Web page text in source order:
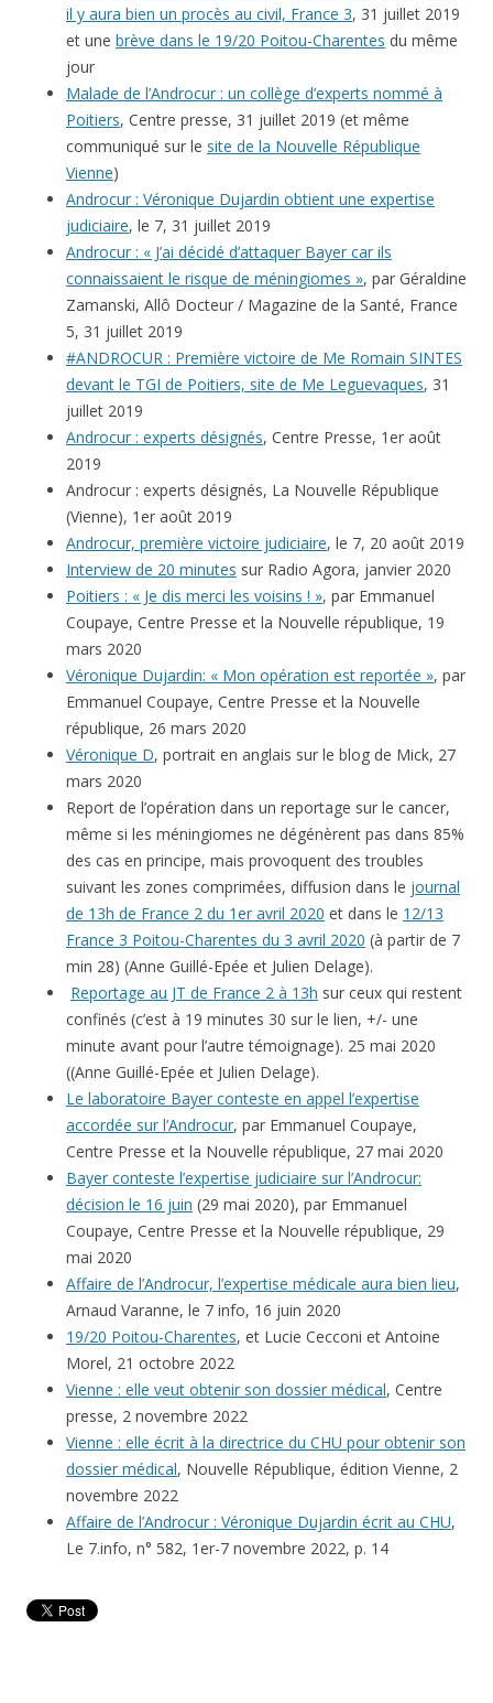
il y aura bien un procès au civil, France 3, 31 juillet 2019
et une brève dans le 19/20 Poitou-Charentes du même
jour
Malade de l’Androcur : un collège d’experts nommé à
Poitiers, Centre presse, 31 juillet 2019 (et même
communiqué sur le site de la Nouvelle République
Vienne)
Androcur : Véronique Dujardin obtient une expertise
judiciaire, le 7, 31 juillet 2019
Androcur : « J’ai décidé d’attaquer Bayer car ils
connaissaient le risque de méningiomes », par Géraldine
Zamanski, Allô Docteur / Magazine de la Santé, France
5, 31 juillet 2019
#ANDROCUR : Première victoire de Me Romain SINTES
devant le TGI de Poitiers, site de Me Leguevaques, 31
juillet 2019
Androcur : experts désignés, Centre Presse, 1er août
2019
Androcur : experts désignés, La Nouvelle République
(Vienne), 1er août 2019
Androcur, première victoire judiciaire, le 7, 20 août 2019
Interview de 20 minutes sur Radio Agora, janvier 2020
Poitiers : « Je dis merci les voisins ! », par Emmanuel
Coupaye, Centre Presse et la Nouvelle république, 19
mars 2020
Véronique Dujardin: « Mon opération est reportée », par
Emmanuel Coupaye, Centre Presse et la Nouvelle
république, 26 mars 2020
Véronique D, portrait en anglais sur le blog de Mick, 27
mars 2020
Report de l’opération dans un reportage sur le cancer,
même si les méningiomes ne dégénèrent pas dans 85%
des cas en principe, mais provoquent des troubles
suivant les zones comprimées, diffusion dans le journal
de 13h de France 2 du 1er avril 2020 et dans le 12/13
France 3 Poitou-Charentes du 3 avril 2020 (à partir de 7
min 28) (Anne Guillé-Epée et Julien Delage).
Reportage au JT de France 2 à 13h sur ceux qui restent
confinés (c’est à 19 minutes 30 sur le lien, +/- une
minute avant pour l’autre témoignage). 25 mai 2020
((Anne Guillé-Epée et Julien Delage).
Le laboratoire Bayer conteste en appel l’expertise
accordée sur l’Androcur, par Emmanuel Coupaye,
Centre Presse et la Nouvelle république, 27 mai 2020
Bayer conteste l’expertise judiciaire sur l’Androcur:
décision le 16 juin (29 mai 2020), par Emmanuel
Coupaye, Centre Presse et la Nouvelle république, 29
mai 2020
Affaire de l’Androcur, l’expertise médicale aura bien lieu,
Arnaud Varanne, le 7 info, 16 juin 2020
19/20 Poitou-Charentes, et Lucie Cecconi et Antoine
Morel, 21 octobre 2022
Vienne : elle veut obtenir son dossier médical, Centre
presse, 2 novembre 2022
Vienne : elle écrit à la directrice du CHU pour obtenir son
dossier médical, Nouvelle République, édition Vienne, 2
novembre 2022
Affaire de l’Androcur : Véronique Dujardin écrit au CHU,
Le 7.info, n° 582, 1er-7 novembre 2022, p. 14